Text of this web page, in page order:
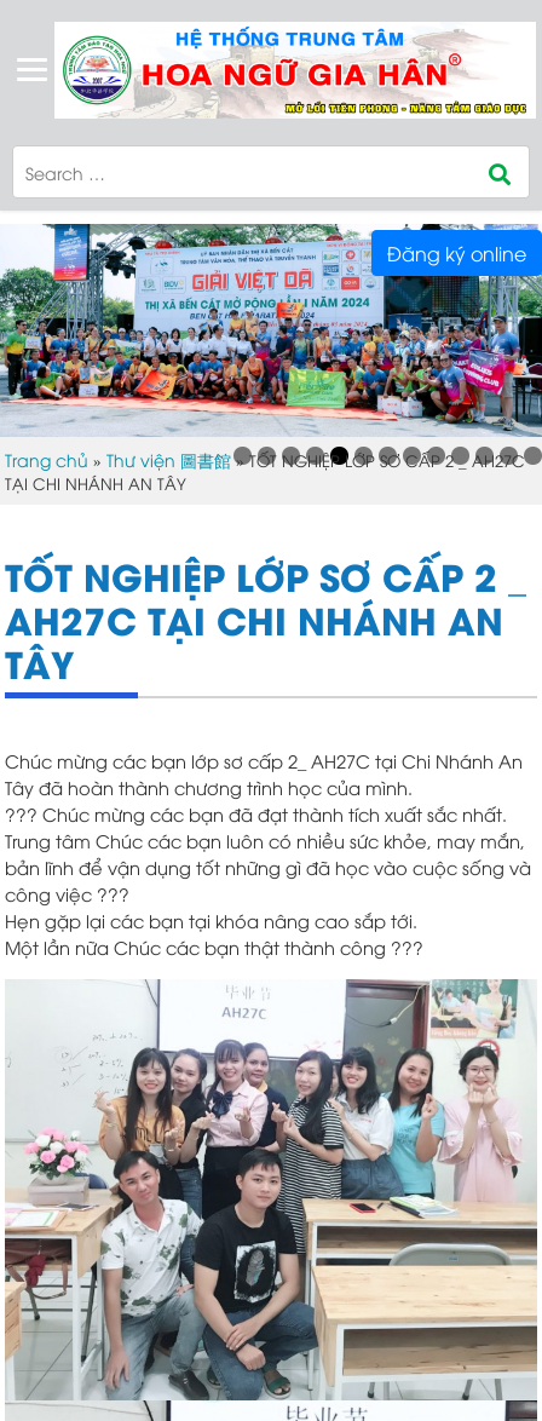
Trang chủ »Thư viện 圖書館»TỐT NGHIỆP LỚP SƠ CẤP 2 _ AH27C
TẠI CHI NHÁNH AN TÂY
TỐT NGHIỆP LỚP SƠ CẤP 2 _
AH27C TẠI CHI NHÁNH AN
TÂY
Chúc mừng các bạn lớp sơ cấp 2_ AH27C tại Chi Nhánh An
Tây đã hoàn thành chương trình học của mình.
??? Chúc mừng các bạn đã đạt thành tích xuất sắc nhất.
Trung tâm Chúc các bạn luôn có nhiều sức khỏe, may mắn,
bản lĩnh để vận dụng tốt những gì đã học vào cuộc sống và
công việc ???
Hẹn gặp lại các bạn tại khóa nâng cao sắp tới.
Một lần nữa Chúc các bạn thật thành công ???
Đăng ký online